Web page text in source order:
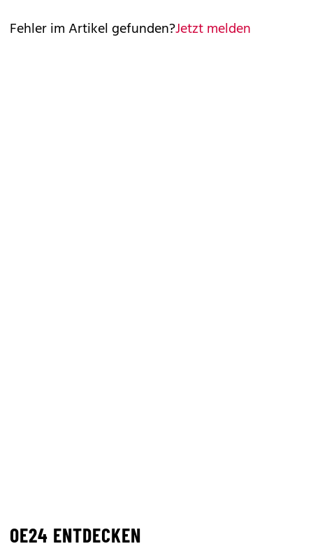
Fehler im Artikel gefunden?Jetzt melden
OE24 ENTDECKEN